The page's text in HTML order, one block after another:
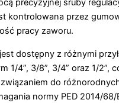
precyzyjnej śruby
kontrolowana przez
pracy zaworu.
dostępny z różnymi
1/4”, 3/8”, 3/4” oraz 1/2”,
do
normy PED 2014/68/